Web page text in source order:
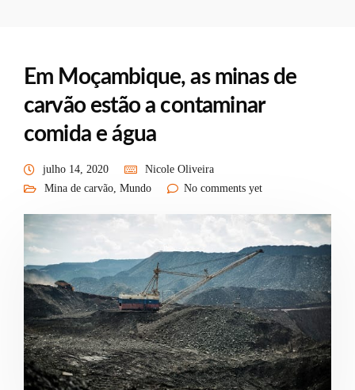
Em Moçambique, as minas de
carvão estão a contaminar
comida e água
julho 14, 2020
Nicole Oliveira
Mina de carvão, Mundo No comments yet